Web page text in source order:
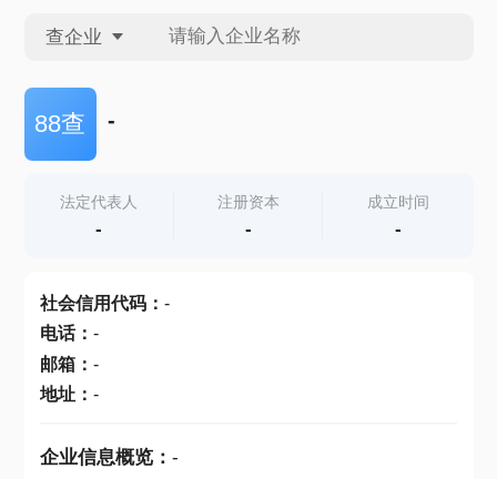
查企业
查企业
查产地
88查 -
法定代表人
-
注册资本
-
成立时间
-
社会信用代码： -
电话： -
邮箱： -
地址： -
企业信息概览： -